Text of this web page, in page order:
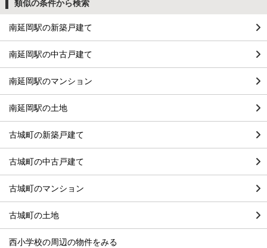
類似の条件から検索
南延岡駅の新築戸建て
南延岡駅の中古戸建て
南延岡駅のマンション
南延岡駅の土地
古城町の新築戸建て
古城町の中古戸建て
古城町のマンション
古城町の土地
西小学校の周辺の物件をみる